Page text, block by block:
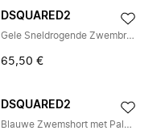
DSQUARED2
Gele Sneldrogende Zwembroek voor Kinderen
65,50 €
DSQUARED2
Blauwe Zwemshort met Palmboomprint